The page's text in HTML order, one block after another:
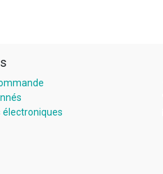
électroniques